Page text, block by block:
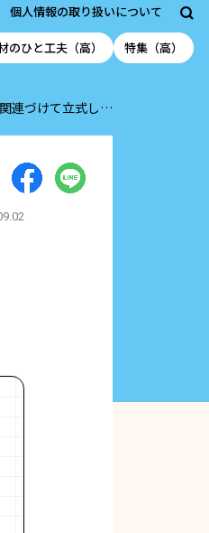
個人情報の取り扱いについて
のひと工夫（高） 特集（高）
連づけて立式し…